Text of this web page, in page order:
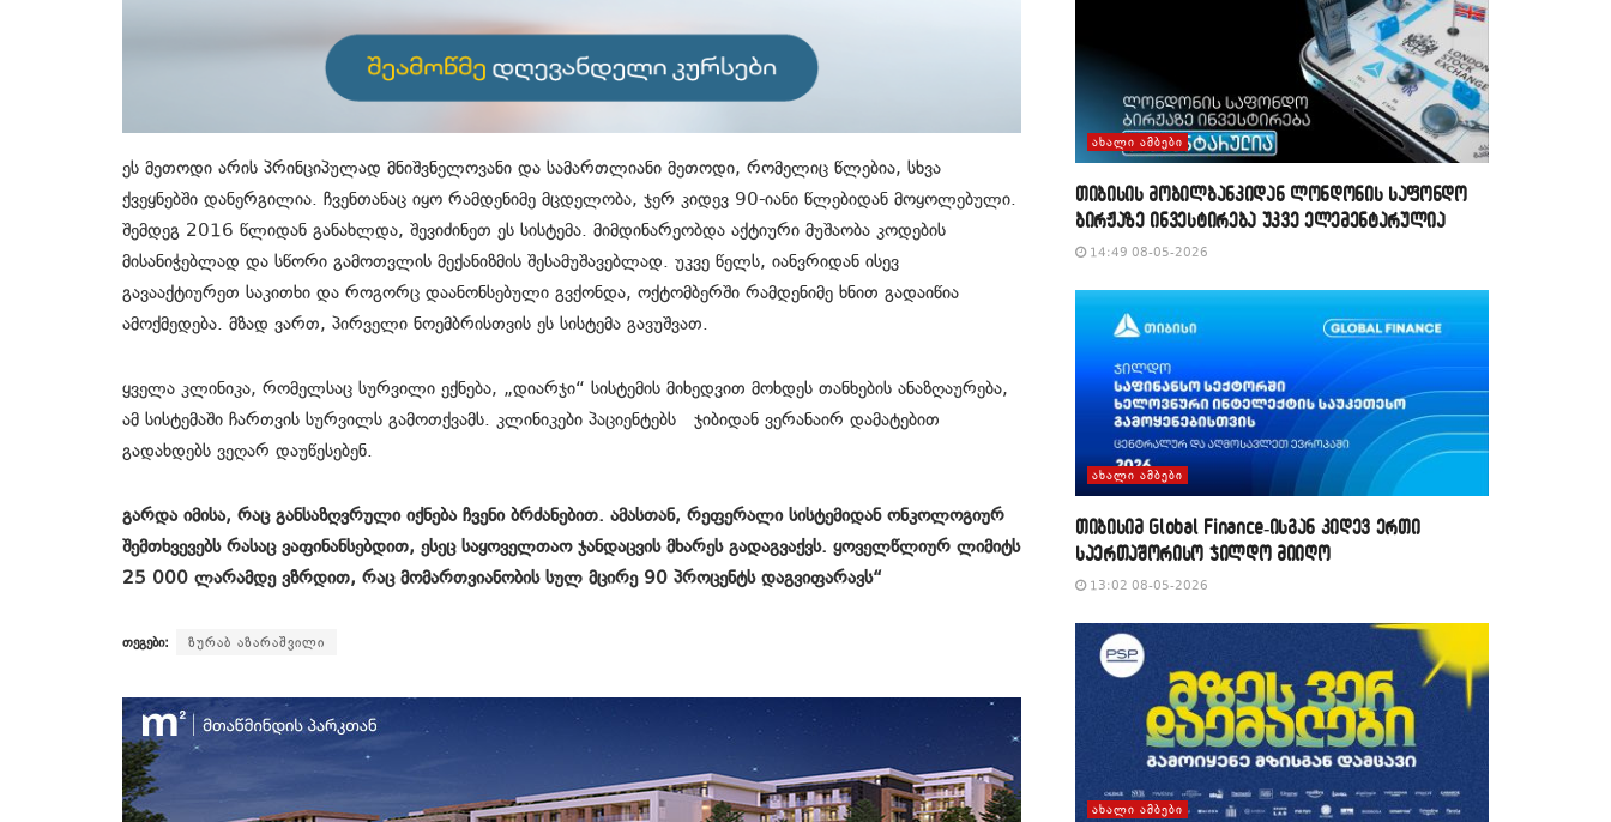
ეს მეთოდი არის პრინციპულად მნიშვნელოვანი და სამართლიანი მეთოდი, რომელიც წლებია, სხვა
ქვეყნებში დანერგილია. ჩვენთანაც იყო რამდენიმე მცდელობა, ჯერ კიდევ 90-იანი წლებიდან მოყოლებული.
შემდეგ 2016 წლიდან განახლდა, შევიძინეთ ეს სისტემა. მიმდინარეობდა აქტიური მუშაობა კოდების
მისანიჭებლად და სწორი გამოთვლის მექანიზმის შესამუშავებლად. უკვე წელს, იანვრიდან ისევ
გავააქტიურეთ საკითხი და როგორც დაანონსებული გვქონდა, ოქტომბერში რამდენიმე ხნით გადაიწია
ამოქმედება. მზად ვართ, პირველი ნოემბრისთვის ეს სისტემა გავუშვათ.
ყველა კლინიკა, რომელსაც სურვილი ექნება, „დიარჯი“ სისტემის მიხედვით მოხდეს თანხების ანაზღაურება,
ამ სისტემაში ჩართვის სურვილს გამოთქვამს. კლინიკები პაციენტებს ჯიბიდან ვერანაირ დამატებით
გადახდებს ვეღარ დაუწესებენ.
გარდა იმისა, რაც განსაზღვრული იქნება ჩვენი ბრძანებით. ამასთან, რეფერალი სისტემიდან ონკოლოგიურ
შემთხვევებს რასაც ვაფინანსებდით, ესეც საყოველთაო ჯანდაცვის მხარეს გადაგვაქვს. ყოველწლიურ ლიმიტს
25 000 ლარამდე ვზრდით, რაც მომართვიანობის სულ მცირე 90 პროცენტს დაგვიფარავს“
თეგები: ზურაბ აზარაშვილი
ᲐᲮᲐᲚᲘ ᲐᲛᲑᲔᲑᲘ
თიბისის მობილბანკიდან ლონდონის საფონდო
ბირჟაზე ინვესტირება უკვე ელემენტარულია
14:49 08-05-2026
ᲐᲮᲐᲚᲘ ᲐᲛᲑᲔᲑᲘ
თიბისიმ Global Finance-ისგან კიდევ ერთი
საერთაშორისო ჯილდო მიიღო
13:02 08-05-2026
ᲐᲮᲐᲚᲘ ᲐᲛᲑᲔᲑᲘ